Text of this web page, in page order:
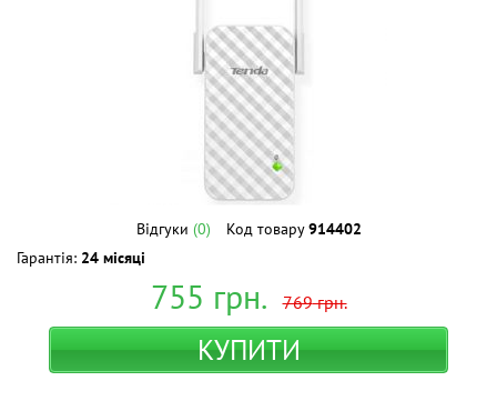
Відгуки (0) Код товару914402
Гарантія: 24 місяці
755 грн. 769грн.
КУПИТИ